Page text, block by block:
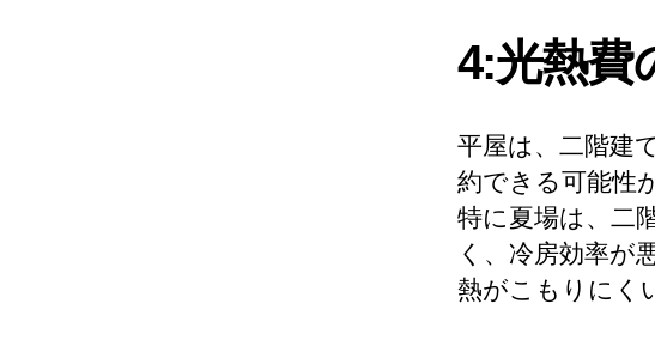
4:光熱費
平屋は、二階建
約できる可能性
特に夏場は、二
く、冷房効率が
熱がこもりにく